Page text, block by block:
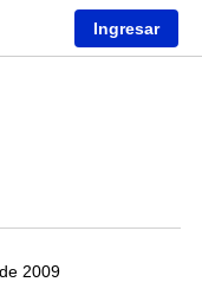
Ingresar
2009